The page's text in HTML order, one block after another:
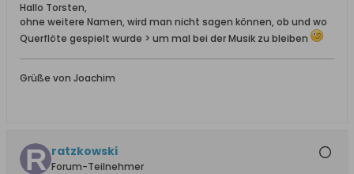
Hallo Torsten,
ohne weitere Namen, wird man nicht sagen können, ob und wo
Querflöte gespielt wurde > um mal bei der Musik zu bleiben
Grüße von Joachim
ratzkowski
Forum-Teilnehmer